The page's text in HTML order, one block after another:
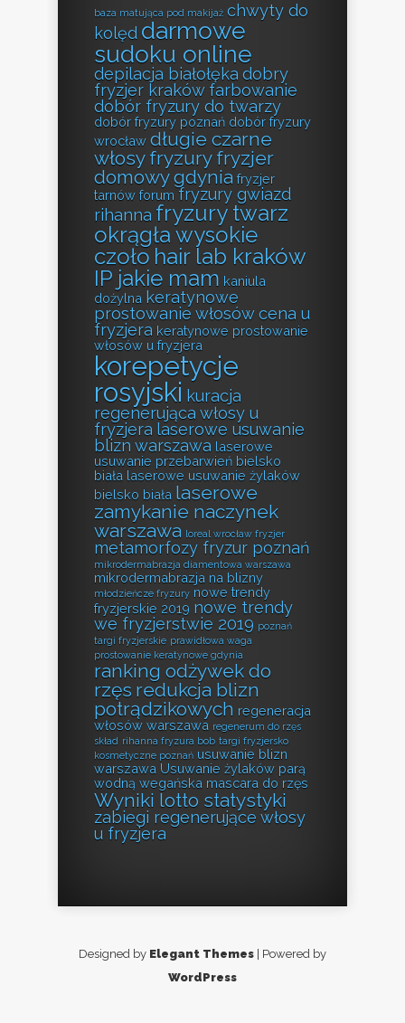
baza matująca pod makijaż chwyty do
kolęd darmowe
sudoku online
depilacja białołęka dobry
fryzjer kraków farbowanie
dobór fryzury do twarzy
dobór fryzury poznań dobór fryzury
wrocław długie czarne
włosy fryzury fryzjer
domowy gdynia fryzjer
tarnów forum fryzury gwiazd
rihanna fryzury twarz
okrągła wysokie
czoło hair lab kraków
IP jakie mam kaniula
dożylna keratynowe
prostowanie włosów cena u
fryzjera keratynowe prostowanie
włosów u fryzjera
korepetycje
rosyjski kuracja
regenerująca włosy u
fryzjera laserowe usuwanie
blizn warszawa laserowe
usuwanie przebarwień bielsko
biała laserowe usuwanie żylaków
bielsko biała laserowe
zamykanie naczynek
warszawa
loreal wrocław fryzjer
metamorfozy fryzur poznań
mikrodermabrazja diamentowa warszawa
mikrodermabrazja na blizny
młodzieńcze fryzury nowe trendy
fryzjerskie 2019 nowe trendy
we fryzjerstwie 2019 poznań
targi fryzjerskie prawidłowa waga
prostowanie keratynowe gdynia
ranking odżywek do
rzęs redukcja blizn
potrądzikowych regeneracja
włosów warszawa regenerum do rzęs
skład rihanna fryzura bob targi fryzjersko
kosmetyczne poznań usuwanie blizn
warszawa Usuwanie żylaków parą
wodną wegańska mascara do rzęs
Wyniki lotto statystyki
zabiegi regenerujące włosy
u fryzjera
Designed by Elegant Themes | Powered by
WordPress